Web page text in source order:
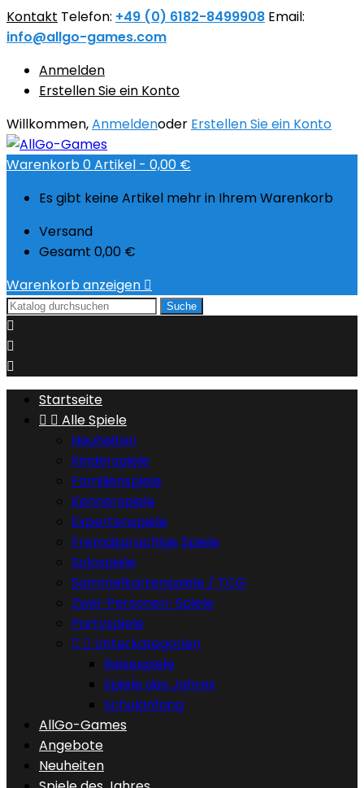
Kontakt Telefon: +49 (0) 6182-8499908 Email:
info@allgo-games.com
Anmelden
Erstellen Sie ein Konto
Willkommen,Anmeldenoder Erstellen Sie ein Konto
Warenkorb0Artikel - 0,00 €
Es gibt keine Artikel mehr in Ihrem Warenkorb
Versand
Gesamt 0,00 €
Warenkorb anzeigen 
Suche



Startseite
  Alle Spiele
Neuheiten
Kinderspiele
Familienspiele
Kennerspiele
Expertenspiele
Fremdsprachige Spiele
Solospiele
Sammelkartenspiele / TCG
Zwei-Personen-Spiele
Partyspiele
  Unterkategorien
Reisespiele
Spiele des Jahres
Schulanfang
AllGo-Games
Angebote
Neuheiten